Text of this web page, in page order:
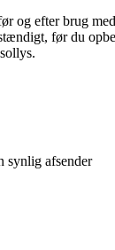
og efter brug
før du
synlig afsender